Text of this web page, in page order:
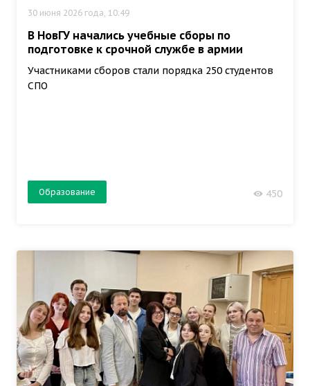
30 июня 2026 года, 10:49
В НовГУ начались учебные сборы по
подготовке к срочной службе в армии
Участниками сборов стали порядка 250 студентов
СПО
Образование 450